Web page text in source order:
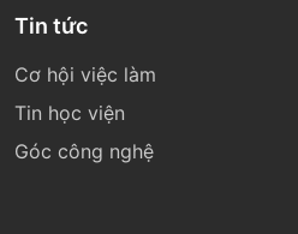
Tin tức
Cơ hội việc làm
Tin học viện
Góc công nghệ